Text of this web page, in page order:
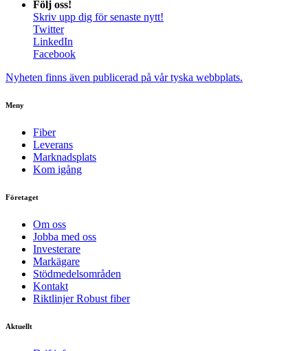
Följ oss!
Skriv upp dig för senaste nytt!
Twitter
LinkedIn
Facebook
Nyheten finns även publicerad på vår tyska webbplats.
Meny
Fiber
Leverans
Marknadsplats
Kom igång
Företaget
Om oss
Jobba med oss
Investerare
Markägare
Stödmedelsområden
Kontakt
Riktlinjer Robust fiber
Aktuellt